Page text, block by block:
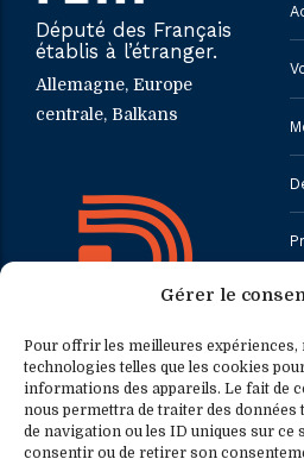
Gérer le
Pour offrir les meilleures expériences,
technologies telles que les cookies
informations des appareils. Le fait de
nous permettra de traiter des données
de navigation ou les ID uniques sur ce
consentir ou de retirer son
Député des Français
établis à l’étranger.
Allemagne, Europe
centrale, Balkans
Contact